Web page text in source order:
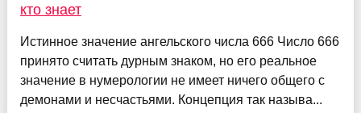
кто знает
Истинное значение ангельского числа 666 Число 666
принято считать дурным знаком, но его реальное
значение в нумерологии не имеет ничего общего с
демонами и несчастьями. Концепция так называ...